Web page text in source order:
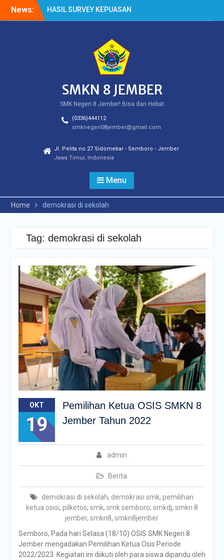
News:
HASIL SURVEY KEPUASAN
PELANGGAN
Cek Kesehatan Gratis
SMKN 8 JEMBER
SMK Negeri 8 Jember! Bisa dan Hebat
(0336)444112
smknegeri08jember@gmail.com
Jl. Pelita no 27 Sidomekar - Semboro - Jember
Jawa Timur, Indonesia
Menu
Home demokrasi di sekolah
Tag: demokrasi di sekolah
OKT
19
Pemilihan Ketua OSIS SMKN 8
Jember Tahun 2022
admin
Berita
demokrasi di sekolah, demokrasi smk,pemilihan
ketua osisi, pilketos, smk, smk semboro, smkdj, smkn 8
jember,smkn8,smkn8jember
Semboro, Pada hari Selasa (18/10) OSIS SMK Negeri 8
Jember mengadakan Pemilihan Ketua Osis Periode
2022/2023. Kegiatan ini diikuti oleh para siswa dipandu oleh